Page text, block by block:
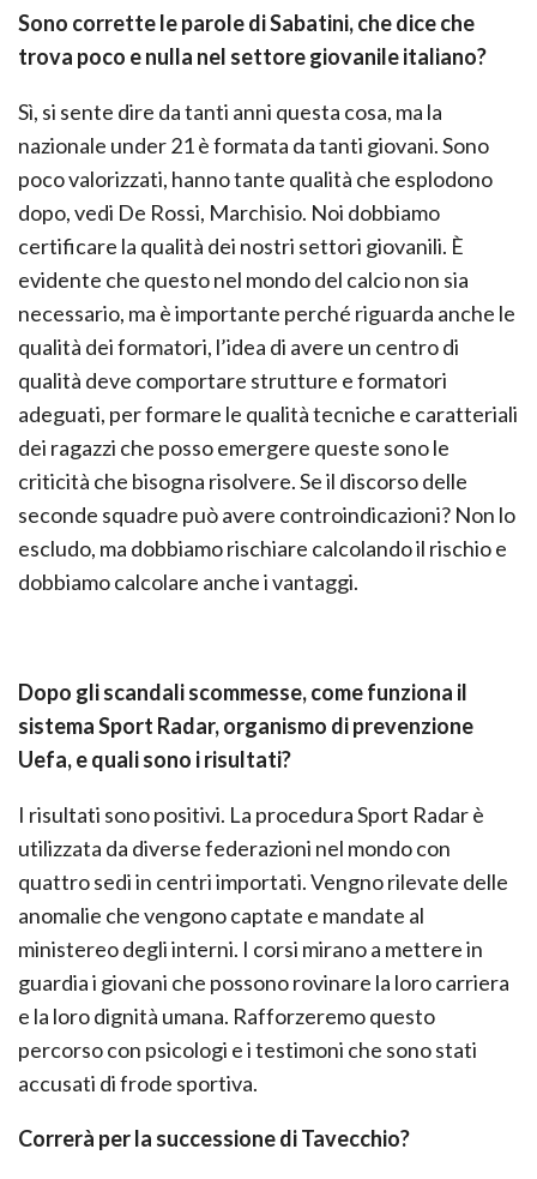
Sono corrette le parole di Sabatini, che dice che
trova poco e nulla nel settore giovanile italiano?
Sì, si sente dire da tanti anni questa cosa, ma la
nazionale under 21 è formata da tanti giovani. Sono
poco valorizzati, hanno tante qualità che esplodono
dopo, vedi De Rossi, Marchisio. Noi dobbiamo
certificare la qualità dei nostri settori giovanili. È
evidente che questo nel mondo del calcio non sia
necessario, ma è importante perché riguarda anche le
qualità dei formatori, l’idea di avere un centro di
qualità deve comportare strutture e formatori
adeguati, per formare le qualità tecniche e caratteriali
dei ragazzi che posso emergere queste sono le
criticità che bisogna risolvere. Se il discorso delle
seconde squadre può avere controindicazioni? Non lo
escludo, ma dobbiamo rischiare calcolando il rischio e
dobbiamo calcolare anche i vantaggi.
Dopo gli scandali scommesse, come funziona il
sistema Sport Radar, organismo di prevenzione
Uefa, e quali sono i risultati?
I risultati sono positivi. La procedura Sport Radar è
utilizzata da diverse federazioni nel mondo con
quattro sedi in centri importati. Vengno rilevate delle
anomalie che vengono captate e mandate al
ministereo degli interni. I corsi mirano a mettere in
guardia i giovani che possono rovinare la loro carriera
e la loro dignità umana. Rafforzeremo questo
percorso con psicologi e i testimoni che sono stati
accusati di frode sportiva.
Correrà per la successione di Tavecchio?